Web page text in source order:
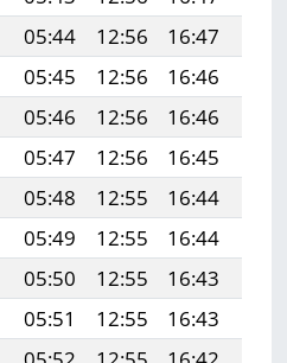
05:44 12:56 16:47
05:45 12:56 16:46
05:46 12:56 16:46
05:47 12:56 16:45
05:48 12:55 16:44
05:49 12:55 16:44
05:50 12:55 16:43
05:51 12:55 16:43